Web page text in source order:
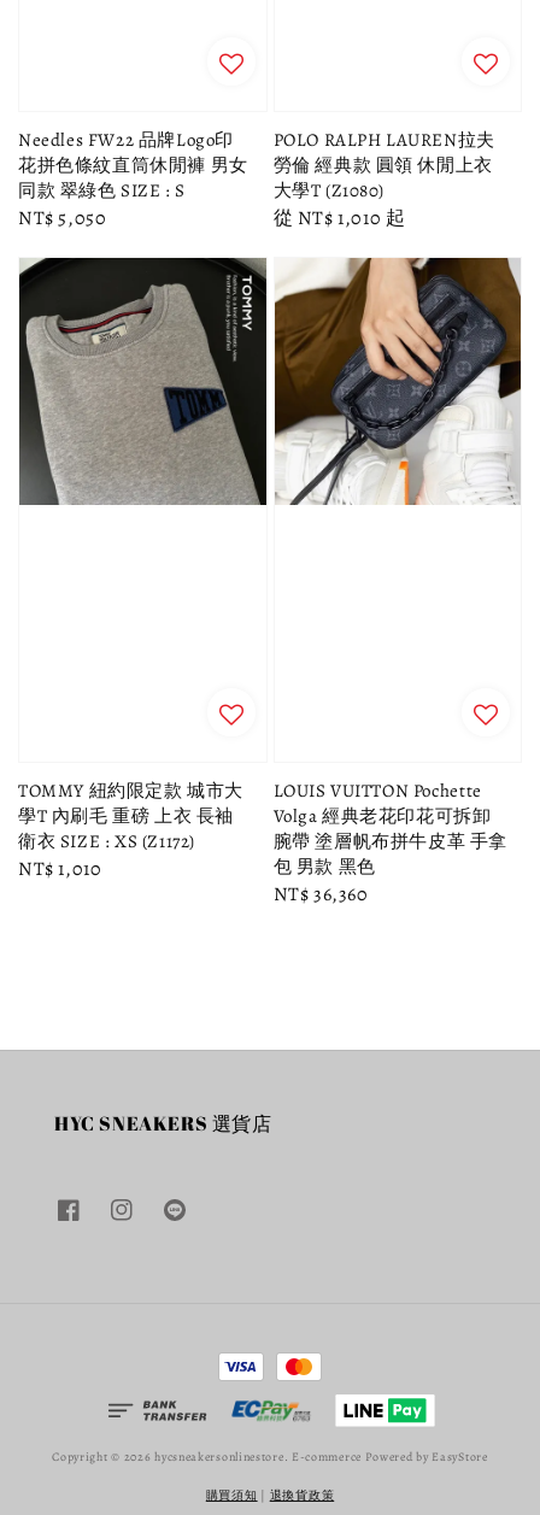
Needles FW22 品牌Logo印
花拼色條紋直筒休閒褲 男女
同款 翠綠色 SIZE : S
Regular
NT$ 5,050
POLO RALPH LAUREN拉夫
勞倫 經典款 圓領 休閒上衣
大學T (Z1080)
Regular
從 NT$ 1,010 起
TOMMY 紐約限定款 城市大
學T 內刷毛 重磅 上衣 長袖
衛衣 SIZE : XS (Z1172)
Regular
NT$ 1,010
LOUIS VUITTON Pochette
Volga 經典老花印花可拆卸
腕帶 塗層帆布拼牛皮革 手拿
包 男款 黑色
Regular
NT$ 36,360
HYC SNEAKERS 選貨店
Copyright © 2026 hycsneakersonlinestore. E-commerce Powered by EasyStore
購買須知 | 退換貨政策